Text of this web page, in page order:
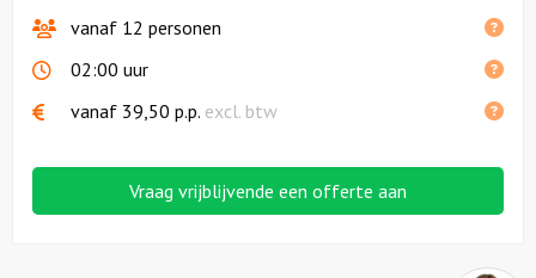
vanaf 12 personen
02:00 uur
vanaf 39,50 p.p. excl. btw
Vraag vrijblijvende een offerte aan